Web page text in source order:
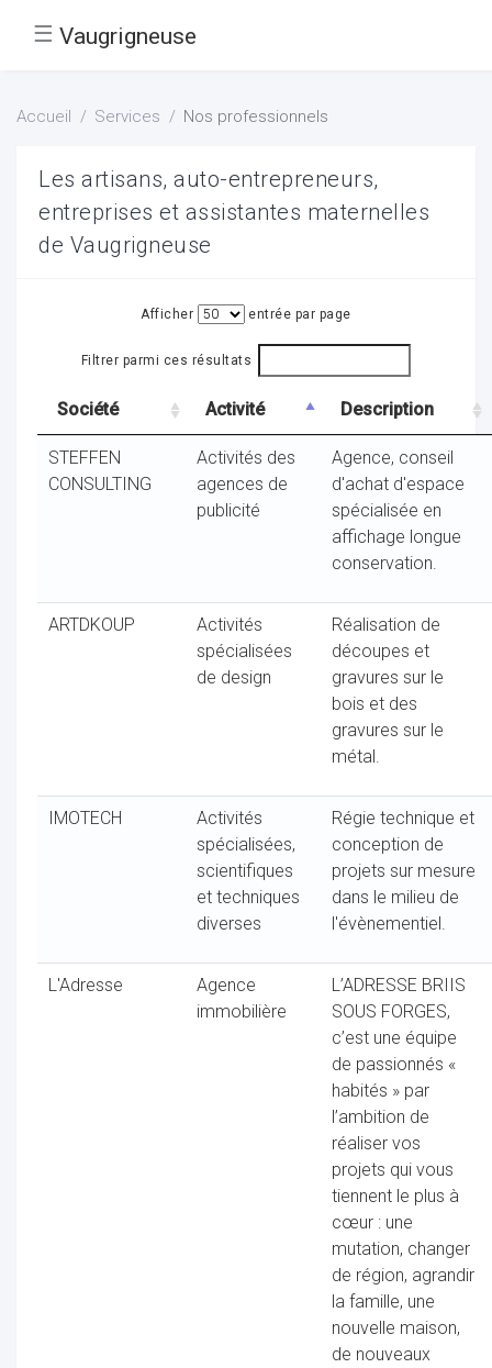
☰ Vaugrigneuse
Accueil Services Nos professionnels
Les artisans, auto-entrepreneurs,
entreprises et assistantes maternelles
de Vaugrigneuse
Afficher entrée par page
Filtrer parmi ces résultats
Société Activité Description
STEFFEN
CONSULTING
Activités des
agences de
publicité
Agence, conseil
d'achat d'espace
spécialisée en
affichage longue
conservation.
ARTDKOUP
Activités
spécialisées
de design
Réalisation de
découpes et
gravures sur le
bois et des
gravures sur le
métal.
IMOTECH
Activités
spécialisées,
scientifiques
et techniques
diverses
Régie technique et
conception de
projets sur mesure
dans le milieu de
l'évènementiel.
L'Adresse
Agence
immobilière
L’ADRESSE BRIIS
SOUS FORGES,
c’est une équipe
de passionnés «
habités » par
l’ambition de
réaliser vos
projets qui vous
tiennent le plus à
cœur : une
mutation, changer
de région, agrandir
la famille, une
nouvelle maison,
de nouveaux